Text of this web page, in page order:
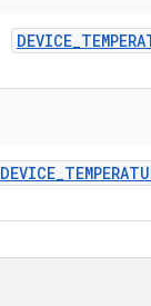
DEVICE_
DEVICE_